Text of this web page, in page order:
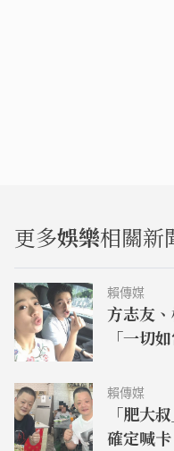
更多娛樂相關新
賴傳媒
方志友
「一切
賴傳媒
「肥大
確定喊